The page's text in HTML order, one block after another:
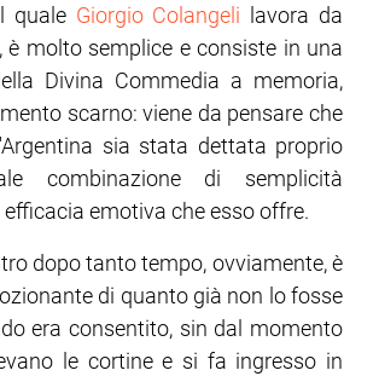
quale Giorgio Colangeli lavora da
è molto semplice e consiste in una
Divina Commedia a memoria,
scarno: viene da pensare che
sia stata dettata proprio
combinazione di semplicità
emotiva che esso offre.
dopo tanto tempo, ovviamente, è
di quanto già non lo fosse
era consentito, sin dal momento
le cortine e si fa ingresso in